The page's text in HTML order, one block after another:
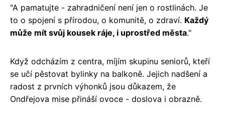
"A pamatujte - zahradničení není jen o rostlinách. Je
to o spojení s přírodou, o komunitě, o zdraví. Každý
může mít svůj kousek ráje, i uprostřed města."
Když odcházím z centra, míjím skupinu seniorů, kteří
se učí pěstovat bylinky na balkoně. Jejich nadšení a
radost z prvních výhonků jsou důkazem, že
Ondřejova mise přináší ovoce - doslova i obrazně.